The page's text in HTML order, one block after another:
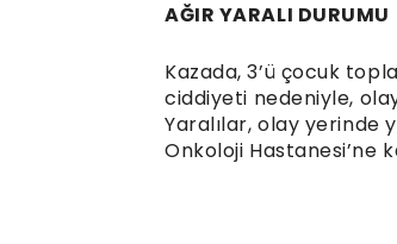
AĞIR YARALI DURUMU
Kazada, 3’ü çocuk
ciddiyeti nedeniyle,
Yaralılar, olay yerinde
Onkoloji Hastanesi’ne